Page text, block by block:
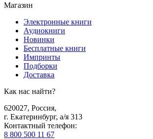
Магазин
Электронные книги
Аудиокниги
Новинки
Бесплатные книги
Импринты
Подборки
Доставка
Как нас найти?
620027, Россия,
г. Екатеринбург, а/я 313
Контактный телефон:
8 800 500 11 67